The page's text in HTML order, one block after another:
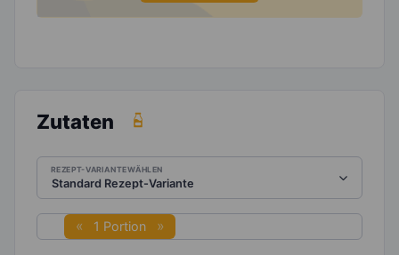
Zutaten
REZEPT-VARIANTE WÄHLEN
1 Portion